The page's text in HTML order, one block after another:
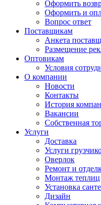
Оформить
Оформить и
Вопрос ответ
Поставщикам
Анкета
Размещение
Оптовикам
Условия
О компании
Новости
Контакты
История
Вакансии
Собственная
Услуги
Доставка
Услуги
Оверлок
Ремонт и
Монтаж теплиц
Установка
Дизайн